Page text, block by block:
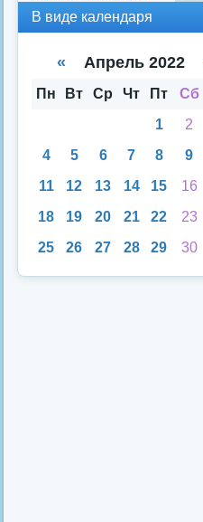
спи
В виде календаря
« Апрель 2022
Пн Вт Ср Чт Пт Сб
1
2
4
5 6 7 8 9
11
12 13 14 15 16
18
19 20 21 22 23
25
26 27 28 29 30